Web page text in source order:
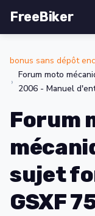
FreeBiker
bonus sans dépôt
Forum moto
2006 - Manuel
Forum
sujet
GSXF